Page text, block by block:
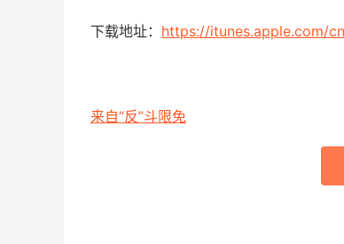
下载地址： https://itunes.apple.com/
来自“反”斗限免